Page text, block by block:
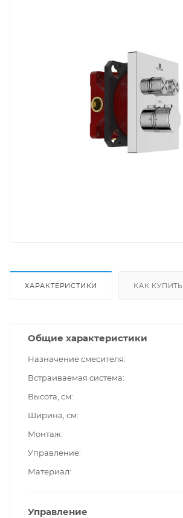
ХАРАКТЕРИСТИКИ КАК КУПИТЬ
Общие характеристики
Назначение смесителя
Встраиваемая система
Высота, см
Ширина, см
Монтаж
Управление
Материал
Управление